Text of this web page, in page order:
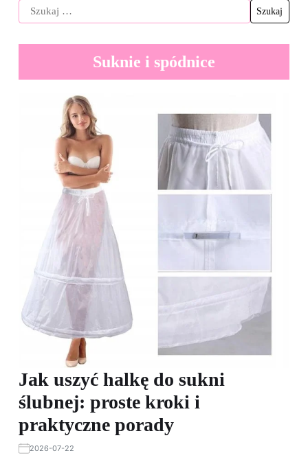
Suknie i spódnice
Jak uszyć halkę do sukni
ślubnej: proste kroki i
praktyczne porady
2026-07-22